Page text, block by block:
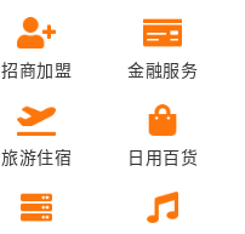
招商加盟 金融服务
旅游住宿 日用百货